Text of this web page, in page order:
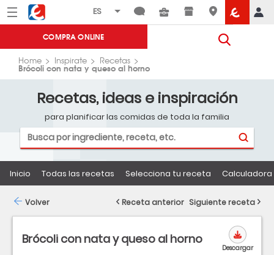
Menú Eroski
COMPRA ONLINE
Home Inspirate Recetas
Brócoli con nata y queso al horno
Recetas, ideas e inspiración
para planificar las comidas de toda la familia
Inicio Todas las recetas Selecciona tu receta
Brócoli con nata y queso al horno
Descargar
Volver Receta anterior Siguiente receta